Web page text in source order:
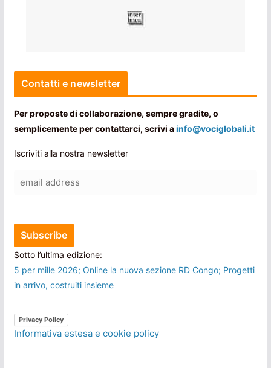
Contatti e newsletter
Per proposte di collaborazione, sempre gradite, o
semplicemente per contattarci, scrivi ainfo@vociglobali.it
Iscriviti alla nostra newsletter
Sotto l’ultima edizione:
5 per mille 2026; Online la nuova sezione RD Congo; Progetti
in arrivo, costruiti insieme
Privacy Policy
Informativa estesa e cookie policy